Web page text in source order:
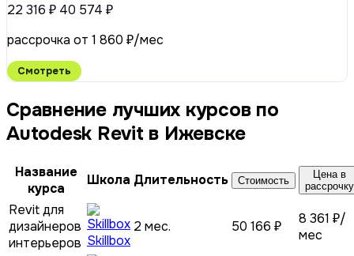
22 316 ₽ 40 574 ₽
рассрочка от 1 860 ₽/мес
Смотреть
Сравнение лучших курсов по
Autodesk Revit в Ижевске
Название
курса
Школа Длительность Стоимость
Цена в
рассрочку
Revit для
дизайнеров
интерьеров Skillbox
2 мес. 50 166 ₽
8 361 ₽/
мес